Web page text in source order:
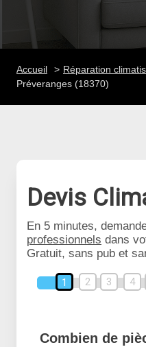
Accueil
Réparation
Préveranges (18370)
Devis
En 5 minutes,
professionnels dans
Gratuit, sans pub et
1 2 3 4
Combien de